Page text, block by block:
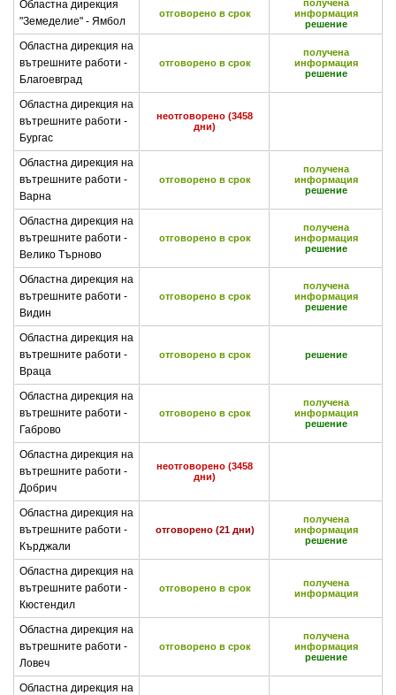
Областна дирекция
"Земеделие" - Ямбол
отговорено в срок
получена
информация
решение
Областна дирекция на
вътрешните работи -
Благоевград
отговорено в срок
получена
информация
решение
Областна дирекция на
вътрешните работи -
Бургас
неотговорено (3458
дни)
Областна дирекция на
вътрешните работи -
Варна
отговорено в срок
получена
информация
решение
Областна дирекция на
вътрешните работи -
Велико Търново
отговорено в срок
получена
информация
решение
Областна дирекция на
вътрешните работи -
Видин
отговорено в срок
получена
информация
решение
Областна дирекция на
вътрешните работи -
Враца
отговорено в срок решение
Областна дирекция на
вътрешните работи -
Габрово
отговорено в срок
получена
информация
решение
Областна дирекция на
вътрешните работи -
Добрич
неотговорено (3458
дни)
Областна дирекция на
вътрешните работи -
Кърджали
отговорено (21 дни)
получена
информация
решение
Областна дирекция на
вътрешните работи -
Кюстендил
отговорено в срок
получена
информация
Областна дирекция на
вътрешните работи -
Ловеч
отговорено в срок
получена
информация
решение
Областна дирекция на